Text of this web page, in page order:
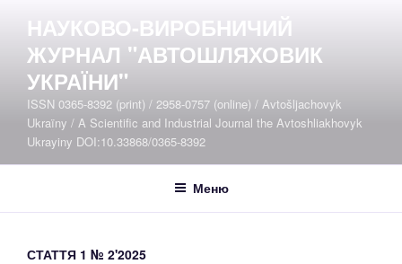
вмісту
НАУКОВО-ВИРОБНИЧИЙ
ЖУРНАЛ "АВТОШЛЯХОВИК
УКРАЇНИ"
ISSN 0365-8392 (print) / 2958-0757 (online) / Avtošljachovyk
Ukraïny / A Scientific and Industrial Journal the Avtoshliakhovyk
Ukrayiny DOI:10.33868/0365-8392
Меню
СТАТТЯ 1 № 2'2025